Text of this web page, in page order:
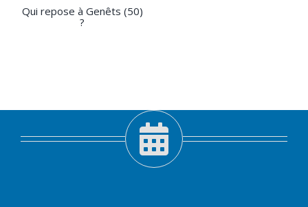
Qui repose à Genêts (50)
?